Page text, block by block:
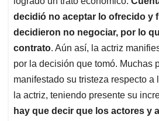
decidió no aceptar lo ofrecido y
decidieron no negociar, por lo
contrato. Aún así, la actriz
por la decisión que tomó. Muchas
manifestado su tristeza respecto a
la actriz, teniendo presente su
hay que decir que los actores y